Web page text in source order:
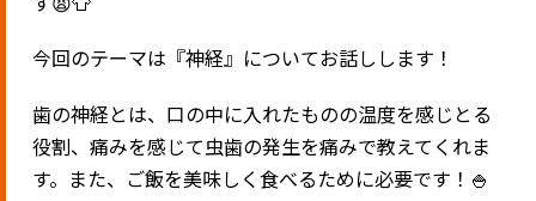
今回のテーマは『神経』についてお話しします！
歯の神経とは、口の中に入れたものの温度を感じとる
役割、痛みを感じて虫歯の発生を痛みで教えてくれま
す。また、ご飯を美味しく食べるために必要です！🍚